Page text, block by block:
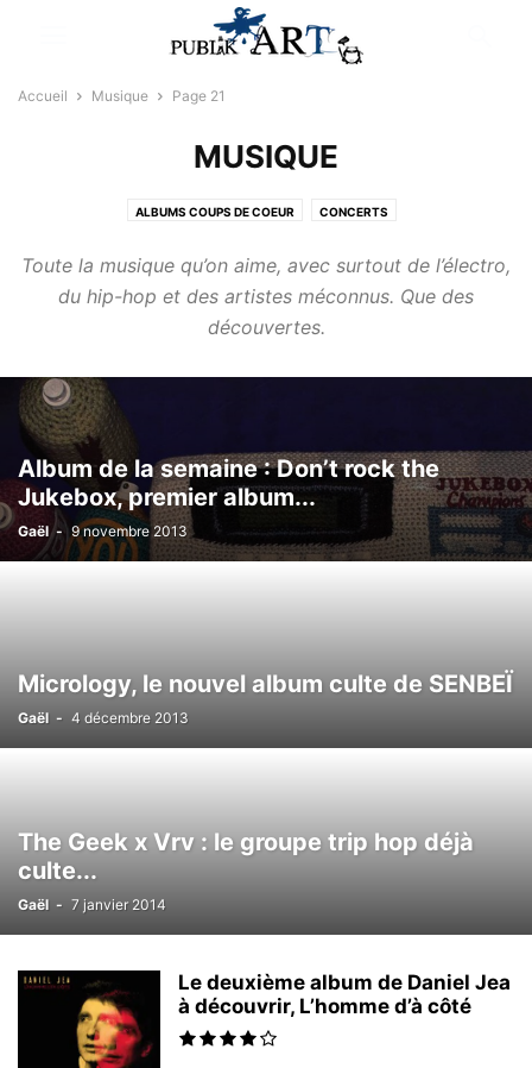
Accueil Musique Page 21
MUSIQUE
ALBUMS COUPS DE COEUR CONCERTS
Toute la musique qu’on aime, avec surtout de l’électro,
du hip-hop et des artistes méconnus. Que des
découvertes.
Album de la semaine : Don’t rock the
Jukebox, premier album...
Gaël - 9 novembre 2013
Micrology, le nouvel album culte de SENBEÏ
Gaël - 4 décembre 2013
The Geek x Vrv : le groupe trip hop déjà
culte...
Gaël - 7 janvier 2014
Le deuxième album de Daniel Jea
à découvrir, L’homme d’à côté